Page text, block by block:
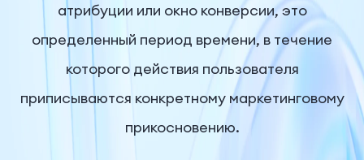
Компания
атрибуции или окно конверсии, это
определенный период времени, в течение
которого действия пользователя
приписываются конкретному маркетинговому
прикосновению.